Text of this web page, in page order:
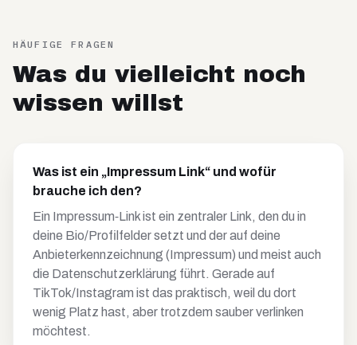
HÄUFIGE FRAGEN
Was du vielleicht noch
wissen willst
Was ist ein „Impressum Link“ und wofür
brauche ich den?
Ein Impressum‑Link ist ein zentraler Link, den du in
deine Bio/Profilfelder setzt und der auf deine
Anbieterkennzeichnung (Impressum) und meist auch
die Datenschutzerklärung führt. Gerade auf
TikTok/Instagram ist das praktisch, weil du dort
wenig Platz hast, aber trotzdem sauber verlinken
möchtest.